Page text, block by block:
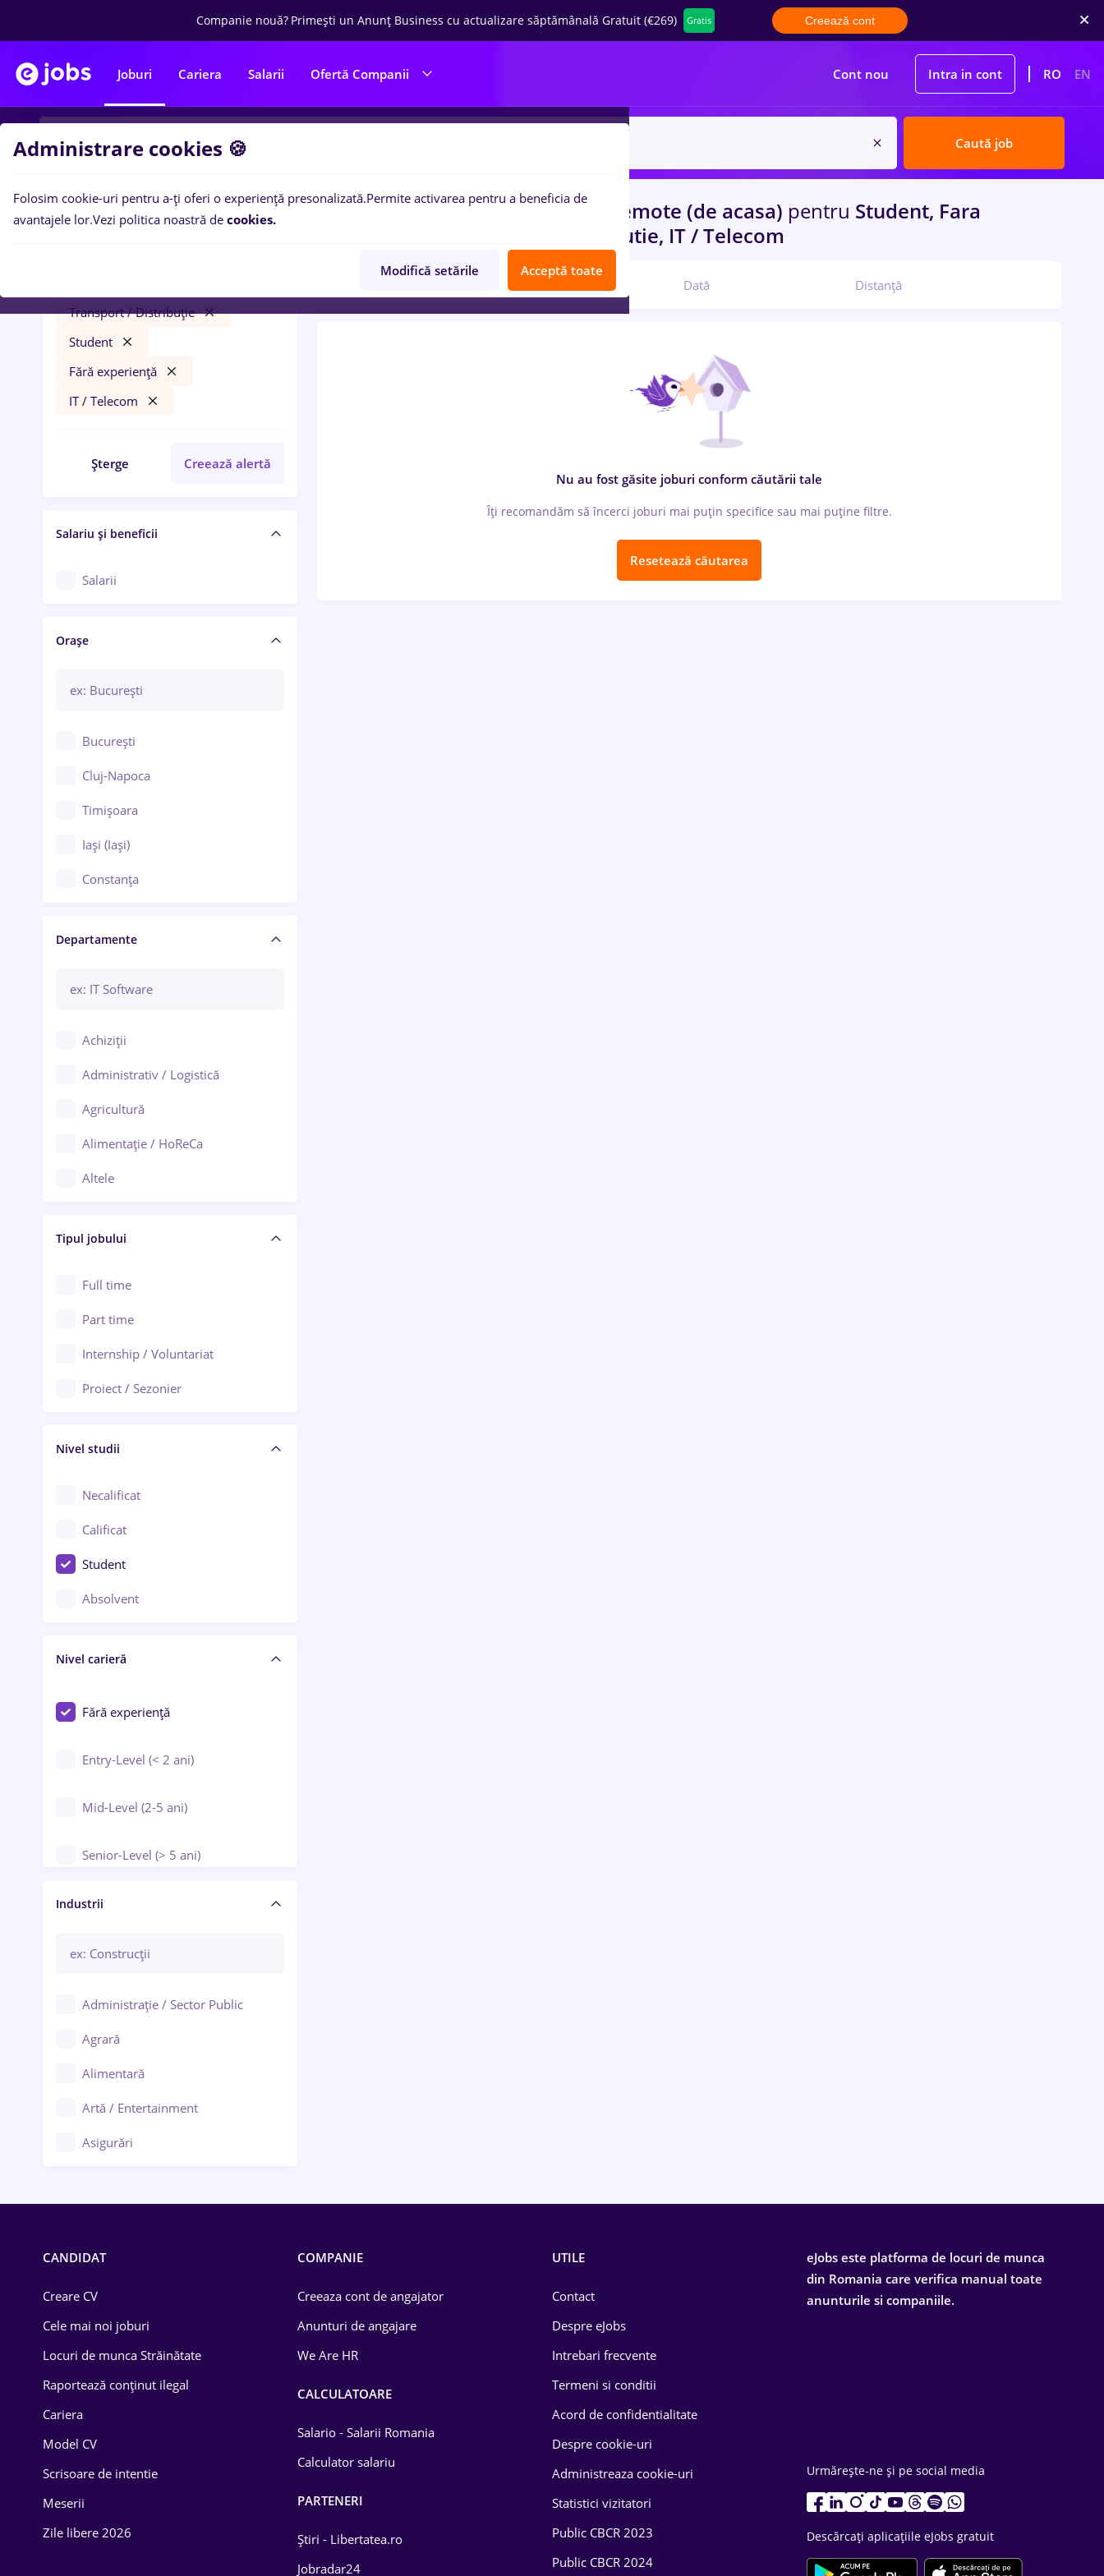
Companie nouă? Primești un Anunț Business cu actualizare săptămânală Gratuit (€269) Gratis Creează cont
Joburi Cariera Salarii Ofertă Companii Cont nou Intra in cont RO EN
Caută job
Filtre
Transport / Distribuție
Student
Fără experiență
IT / Telecom
Șterge Creează alertă
Salariu și beneficii
Salarii
Orașe
București
Cluj-Napoca
Timișoara
Iași (Iași)
Constanța
Brașov
Bacău
Galați (Galați)
Ploiești
Arad
Baia Mare
Bârlad
Bistrița (Bistrița-Năsăud)
Departamente
Achiziții
Administrativ / Logistică
Agricultură
Alimentație / HoReCa
Altele
Asigurări
Au pair / Babysitter / Curățenie
Audit / Consultanță
Auto / Echipamente
Automatizări
Cercetare - dezvoltare
Chimie / Biochimie
Confecții / Design vestimentar
Construcții / Instalații
Controlul calității
Educație / Training / Arte
Tipul jobului
Full time
Part time
Internship / Voluntariat
Proiect / Sezonier
Nivel studii
Necalificat
Calificat
Student
Absolvent
Nivel carieră
Fără experiență
Entry-Level (< 2 ani)
Mid-Level (2-5 ani)
Senior-Level (> 5 ani)
Manager / Executiv
Industrii
Administrație / Sector Public
Agrară
Alimentară
Artă / Entertainment
Asigurări
Drept
Educație / Training
Energetică
Farma
0locuri de muncajob onlinein Remote (de acasa) pentru Student, Fara
Transport / Distributie, IT / Telecom
Relevanță Dată Distanță
Nu au fost găsite joburi conform căutării tale
Îți recomandăm să încerci joburi mai puțin specifice sau mai puține filtre.
Resetează căutarea
CANDIDAT
Creare CV
Cele mai noi joburi
Locuri de munca Străinătate
Raportează conținut ilegal
Cariera
Model CV
Scrisoare de intentie
Meserii
Zile libere 2026
COMPANIE
Creeaza cont de angajator
Anunturi de angajare
We Are HR
CALCULATOARE
Salario - Salarii Romania
Calculator salariu
PARTENERI
Știri - Libertatea.ro
Jobradar24
UTILE
Contact
Despre eJobs
Intrebari frecvente
Termeni si conditii
Acord de confidentialitate
Despre cookie-uri
Administreaza cookie-uri
Statistici vizitatori
Public CBCR 2023
Public CBCR 2024
eJobs este platforma de locuri de munca
din Romania care verifica manual toate
anunturile si companiile.
Urmărește-ne și pe social media
Descărcați aplicațiile eJobs gratuit
Administrare cookies 🍪
Folosim cookie-uri pentru a-ți oferi o experiență presonalizată.Permite activarea pentru a beneficia de
avantajele lor.Vezi politica noastră de cookies.
Modifică setările Acceptă toate